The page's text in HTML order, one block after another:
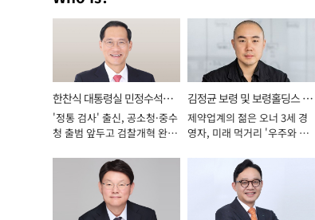
한찬식 대통령실 민정수석비
서관
'정통 검사' 출신, 공소청·중수
청 출범 앞두고 검찰개혁 완수
김정균 보령 및 보령홀딩스 대
표이사 사장
제약업계의 젊은 오너 3세 경
영자, 미래 먹거리 '우주와 헬